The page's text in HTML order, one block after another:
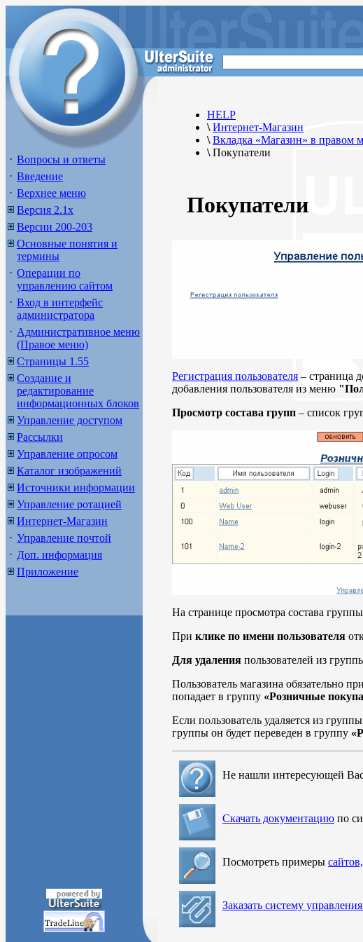
Вопросы и ответы
Введение
Верхнее меню
Версия 2.1х
Версии 200-203
Основные понятия и
термины
Операции по
управлению сайтом
Вход в интерфейс
администратора
Административное меню
(Правое меню)
Страницы 1.55
Создание и
редактирование
информационных блоков
Управление доступом
Рассылки
Управление опросом
Каталог изображений
Источники информации
Управление ротацией
Интернет-Магазин
Управление почтой
Доп. информация
Приложение
HELP
\Интернет-Магазин
\Вкладка «Магазин» в правом
\Покупатели
Покупатели
Регистрация пользователя – страница
добавления пользователя из меню
Просмотр состава групп – список
На странице просмотра состава
При клике по имени пользователя
Для удаления пользователей из
Пользователь магазина обязательно
попадает в группу «Розничные
Если пользователь удаляется из группы
группы он будет переведен в группу
Не нашли интересующей
Скачать документацию по
Посмотреть примеры
Заказать систему